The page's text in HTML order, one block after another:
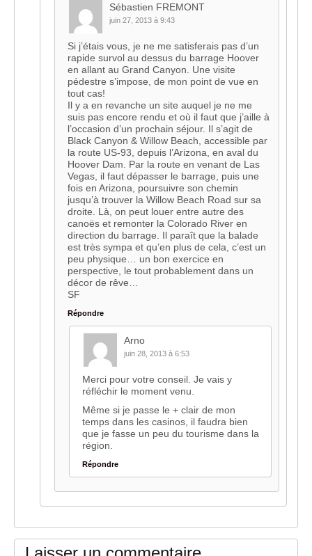
Sébastien FREMONT
juin 27, 2013 à 9:43
Si j’étais vous, je ne me satisferais pas d’un
rapide survol au dessus du barrage Hoover
en allant au Grand Canyon. Une visite
pédestre s’impose, de mon point de vue en
tout cas!
Il y a en revanche un site auquel je ne me
suis pas encore rendu et où il faut que j’aille à
l’occasion d’un prochain séjour. Il s’agit de
Black Canyon & Willow Beach, accessible par
la route US-93, depuis l’Arizona, en aval du
Hoover Dam. Par la route en venant de Las
Vegas, il faut dépasser le barrage, puis une
fois en Arizona, poursuivre son chemin
jusqu’à trouver la Willow Beach Road sur sa
droite. Là, on peut louer entre autre des
canoës et remonter la Colorado River en
direction du barrage. Il paraît que la balade
est très sympa et qu’en plus de cela, c’est un
peu physique… un bon exercice en
perspective, le tout probablement dans un
décor de rêve…
SF
Répondre
Arno
juin 28, 2013 à 6:53
Merci pour votre conseil. Je vais y
réfléchir le moment venu.
Même si je passe le + clair de mon
temps dans les casinos, il faudra bien
que je fasse un peu du tourisme dans la
région.
Répondre